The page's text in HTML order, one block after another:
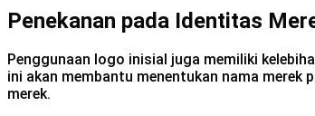
Penekanan pada Identitas
Penggunaan logo inisial juga memiliki
ini akan membantu menentukan nama merek
merek.